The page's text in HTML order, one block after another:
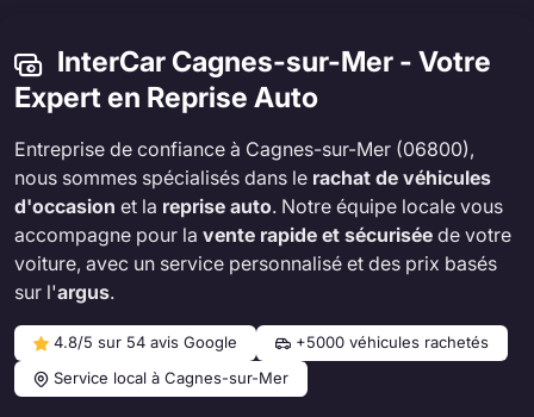
InterCar Cagnes-sur-Mer - Votre
Expert en Reprise Auto
Entreprise de confiance à Cagnes-sur-Mer (06800),
nous sommes spécialisés dans le rachat de véhicules
d'occasion et la reprise auto. Notre équipe locale vous
accompagne pour la vente rapide et sécurisée de votre
voiture, avec un service personnalisé et des prix basés
sur l'argus.
4.8/5 sur 54 avis Google
+5000 véhicules rachetés
Service local à Cagnes-sur-Mer